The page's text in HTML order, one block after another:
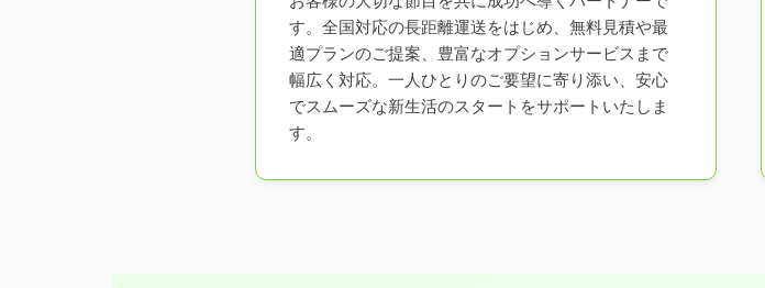
す。全国対応の長距離運送をはじめ、無料見積や最
適プランのご提案、豊富なオプションサービスまで
幅広く対応。一人ひとりのご要望に寄り添い、安心
でスムーズな新生活のスタートをサポートいたしま
す。